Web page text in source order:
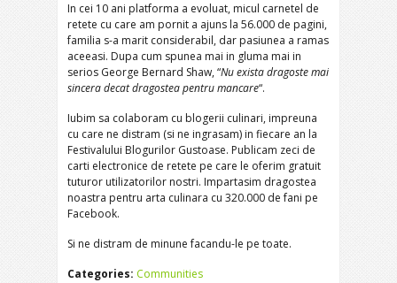
In cei 10 ani platforma a evoluat, micul carnetel de
retete cu care am pornit a ajuns la 56.000 de pagini,
familia s-a marit considerabil, dar pasiunea a ramas
aceeasi. Dupa cum spunea mai in gluma mai in
serios George Bernard Shaw, “Nu exista dragoste mai
sincera decat dragostea pentru mancare“.
Iubim sa colaboram cu blogerii culinari, impreuna
cu care ne distram (si ne ingrasam) in fiecare an la
Festivalului Blogurilor Gustoase. Publicam zeci de
carti electronice de retete pe care le oferim gratuit
tuturor utilizatorilor nostri. Impartasim dragostea
noastra pentru arta culinara cu 320.000 de fani pe
Facebook.
Si ne distram de minune facandu-le pe toate.
Categories: Communities